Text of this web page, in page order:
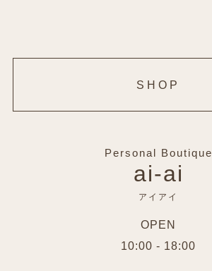
SHOP
Personal Boutique
ai-ai
アイアイ
OPEN
10:00 - 18:00